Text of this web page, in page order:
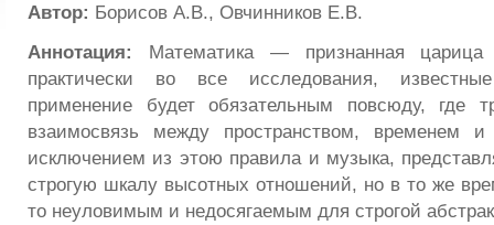
Автор: Борисов А.В., Овчинников Е.В.
Аннотация: Математика — признанная
практически во все исследования,
применение будет обязательным повсюду, где
взаимосвязь между пространством, временем
исключением из этою правила и музыка,
строгую шкалу высотных отношений, но в то же
то неуловимым и недосягаемым для строгой